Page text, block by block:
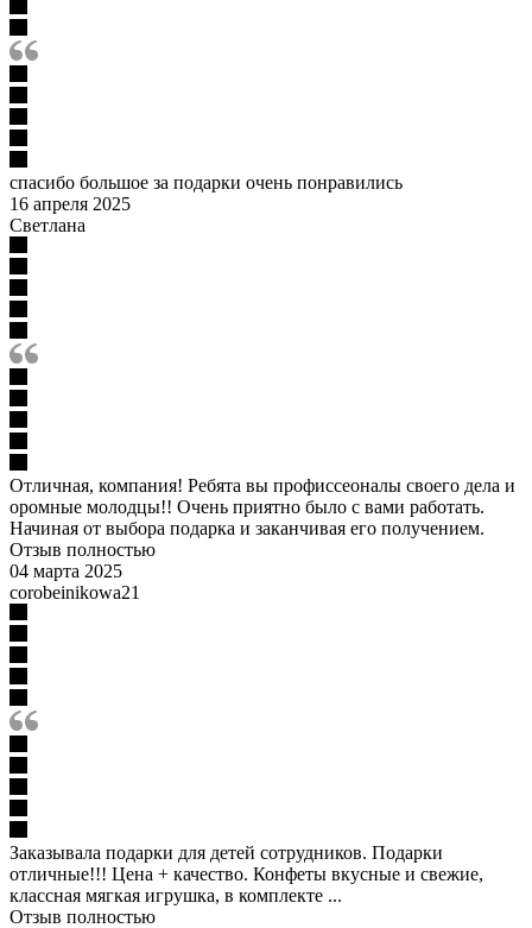
спасибо большое за подарки очень понравились
16 апреля 2025
Светлана
Отличная, компания! Ребята вы профиссеоналы своего дела и
оромные молодцы!! Очень приятно было с вами работать.
Начиная от выбора подарка и заканчивая его получением.
Отзыв полностью
04 марта 2025
corobeinikowa21
Заказывала подарки для детей сотрудников. Подарки
отличные!!! Цена + качество. Конфеты вкусные и свежие,
классная мягкая игрушка, в комплекте ...
Отзыв полностью